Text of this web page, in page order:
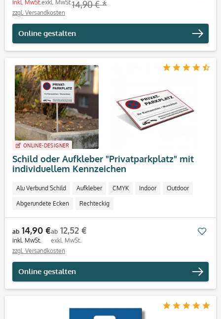
inkl. MwSt.exkl. MwSt.14,90 € *
zzgl. Versandkosten
Online gestalten
ONLINE-DESIGNER
Schild oder Aufkleber "Privatparkplatz" mit
individuellem Kennzeichen
Alu Verbund Schild Aufkleber CMYK Indoor Outdoor
Abgerundete Ecken Rechteckig
ab 14,90 €
inkl. MwSt.
ab 12,52 €
exkl. MwSt.
zzgl. Versandkosten
Online gestalten